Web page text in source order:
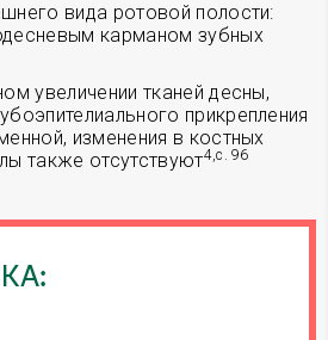
вида ротовой полости:
карманом зубных
увеличении тканей десны,
прикрепления
изменения в костных
также отсутствуют4,с. 96